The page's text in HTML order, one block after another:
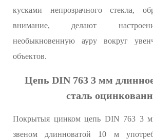
кусками непрозрачного стекла,
внимание, делают
необыкновенную ауру вокруг
объектов.
Цепь DIN 763 3 мм
сталь
Покрытыя цинком цепь DIN 763 3
звеном длинноватой 10 м